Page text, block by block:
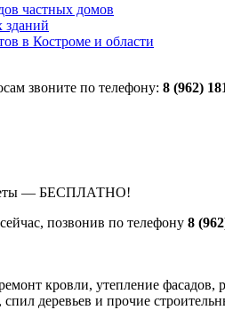
частных домов
зданий
в Костроме и области
звоните по телефону: 8 (962)
— БЕСПЛАТНО!
позвонив по телефону 8
кровли, утепление фасадов,
спил деревьев и прочие